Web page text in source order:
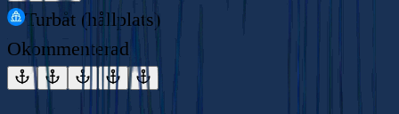
Turbåt (hållplats)
Okommenterad